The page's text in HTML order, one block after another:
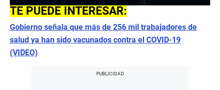
TE PUEDE INTERESAR:
Gobierno señala que más de 256 mil trabajadores de
salud ya han sido vacunados contra el COVID-19
(VIDEO)